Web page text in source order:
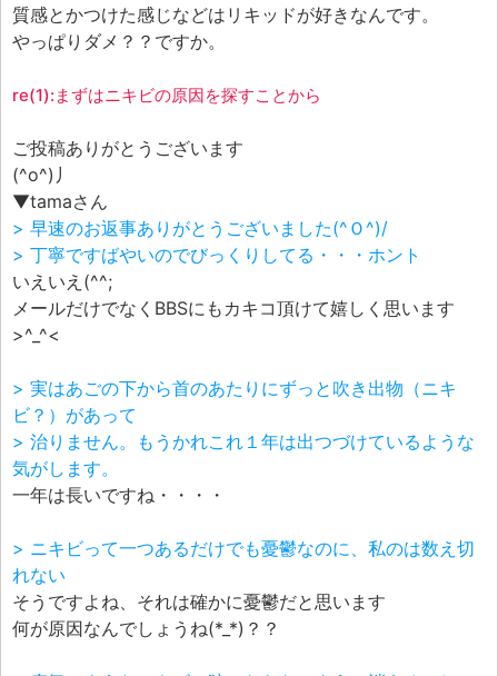
質感とかつけた感じなどはリキッドが好きなんです。
やっぱりダメ？？ですか。
re(1):まずはニキビの原因を探すことから
ご投稿ありがとうございます
(^o^)丿
▼tamaさん
> 早速のお返事ありがとうございました(^Ｏ^)/
> 丁寧ですばやいのでびっくりしてる・・・ホント
いえいえ(^^;
メールだけでなくBBSにもカキコ頂けて嬉しく思います
>^_^<
> 実はあごの下から首のあたりにずっと吹き出物（ニキ
ビ？）があって
> 治りません。もうかれこれ１年は出つづけているような
気がします。
一年は長いですね・・・・
> ニキビって一つあるだけでも憂鬱なのに、私のは数え切
れない
そうですよね、それは確かに憂鬱だと思います
何が原因なんでしょうね(*_*)？？